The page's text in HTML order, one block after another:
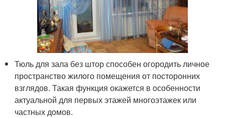
Тюль для зала без штор способен огородить личное
пространство жилого помещения от посторонних
взглядов. Такая функция окажется в особенности
актуальной для первых этажей многоэтажек или
частных домов.